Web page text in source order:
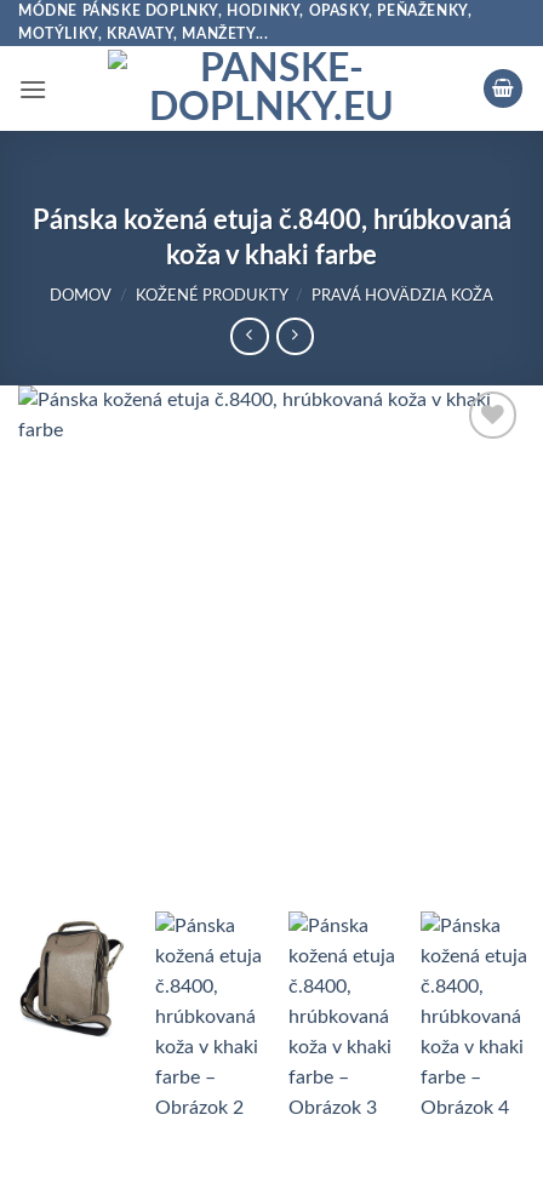
Skip
to
MÓDNE PÁNSKE DOPLNKY, HODINKY, OPASKY, PEŇAŽENKY,
MOTÝLIKY, KRAVATY, MANŽETY...
Pánska kožená etuja č.8400, hrúbkovaná
koža v khaki farbe
DOMOV / KOŽENÉ PRODUKTY / PRAVÁ HOVÄDZIA KOŽA